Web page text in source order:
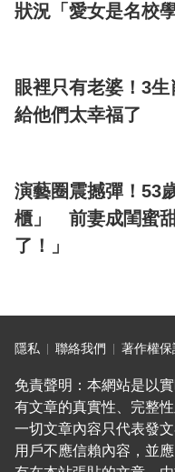
狀況「愛女是名校學
眼裡只有老婆！3
給他們太幸福了
演藝圈震撼彈！53
櫃」 前妻成閨蜜
了！」
隱私 聯絡我們 著作權保
免責聲明：本網站是以
有文章的真實性、完整
一切文章內容只代表發
用戶不應信賴內容，並